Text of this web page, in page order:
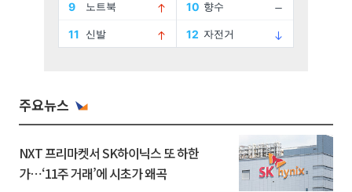
주요뉴스
NXT 프리마켓서 SK하이닉스 또 하한
가⋯‘11주 거래’에 시초가 왜곡